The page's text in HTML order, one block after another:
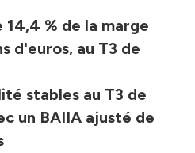
% de la marge
d'euros, au T3 de
stables au T3 de
un BAIIA ajusté de